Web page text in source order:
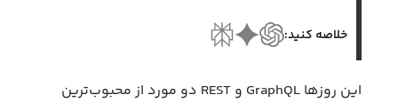
خلاصه کنید:
این روزها GraphQL و REST دو مورد از محبوب‌ترین